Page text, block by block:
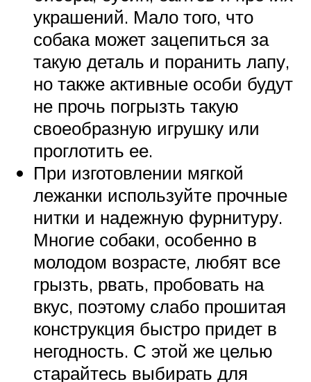
украшений. Мало того, что
собака может зацепиться за
такую деталь и поранить лапу,
но также активные особи будут
не прочь погрызть такую
своеобразную игрушку или
проглотить ее.
При изготовлении мягкой
лежанки используйте прочные
нитки и надежную фурнитуру.
Многие собаки, особенно в
молодом возрасте, любят все
грызть, рвать, пробовать на
вкус, поэтому слабо прошитая
конструкция быстро придет в
негодность. С этой же целью
старайтесь выбирать для